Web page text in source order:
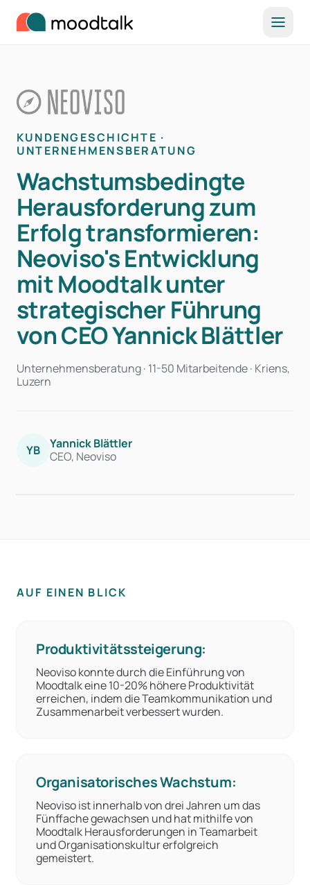
KUNDENGESCHICHTE ·
UNTERNEHMENSBERATUNG
Wachstumsbedingte
Herausforderung zum
Erfolg transformieren:
Neoviso's Entwicklung
mit Moodtalk unter
strategischer Führung
von CEO Yannick Blättler
Unternehmensberatung · 11-50 Mitarbeitende · Kriens,
Luzern
YB
Yannick Blättler
CEO, Neoviso
AUF EINEN BLICK
Produktivitätssteigerung:
Neoviso konnte durch die Einführung von
Moodtalk eine 10-20% höhere Produktivität
erreichen, indem die Teamkommunikation und
Zusammenarbeit verbessert wurden.
Organisatorisches Wachstum:
Neoviso ist innerhalb von drei Jahren um das
Fünffache gewachsen und hat mithilfe von
Moodtalk Herausforderungen in Teamarbeit
und Organisationskultur erfolgreich
gemeistert.